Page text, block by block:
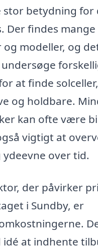
stor betydning for
Der findes mange
modeller, og
at finde
og holdbare.
kan ofte være
vigtigt at
over tid.
der påvirker
i Sundby, er
at indhente